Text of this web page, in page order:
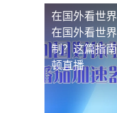
在国外看世
在国外看世
制？这篇指
顿直播